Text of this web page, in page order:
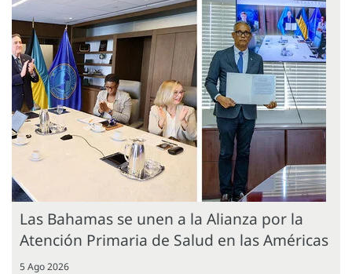
Las Bahamas se unen a la Alianza por la
Atención Primaria de Salud en las Américas
5 Ago 2026